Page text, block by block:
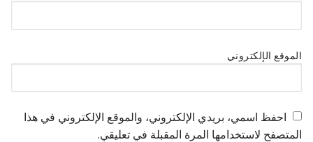
الموقع الإلكتروني
احفظ اسمي، بريدي الإلكتروني، والموقع الإلكتروني في هذا
المتصفح لاستخدامها المرة المقبلة في تعليقي.